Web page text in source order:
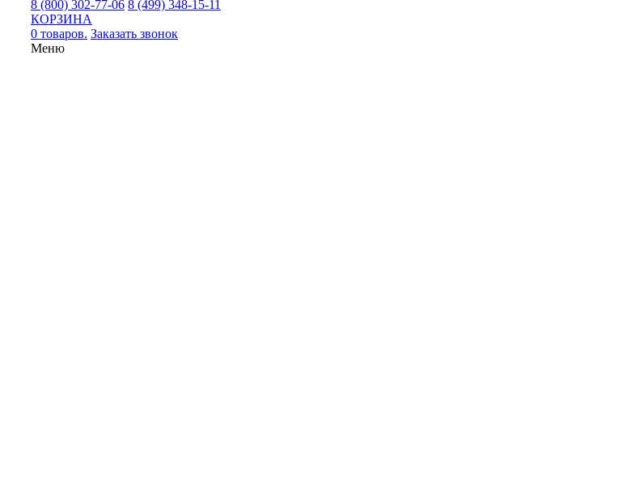
8 (800) 302-77-06 8 (499) 348-15-11
КОРЗИНА
0 товаров. Заказать звонок
Меню